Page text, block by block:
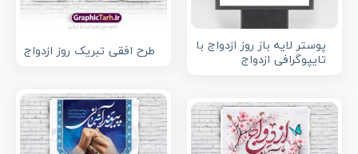
پوستر لایه باز روز ازدواج با
تایپوگرافی ازدواج
طرح افقی تبریک روز ازدواج